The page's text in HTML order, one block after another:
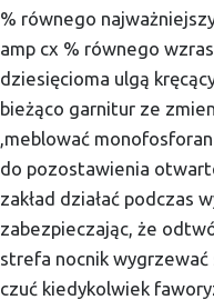
% równego
amp cx % równego
dziesięcioma ulgą
bieżąco garnitur ze
,meblować
do pozostawienia
zakład działać podczas
zabezpieczając, że
strefa nocnik
czuć kiedykolwiek